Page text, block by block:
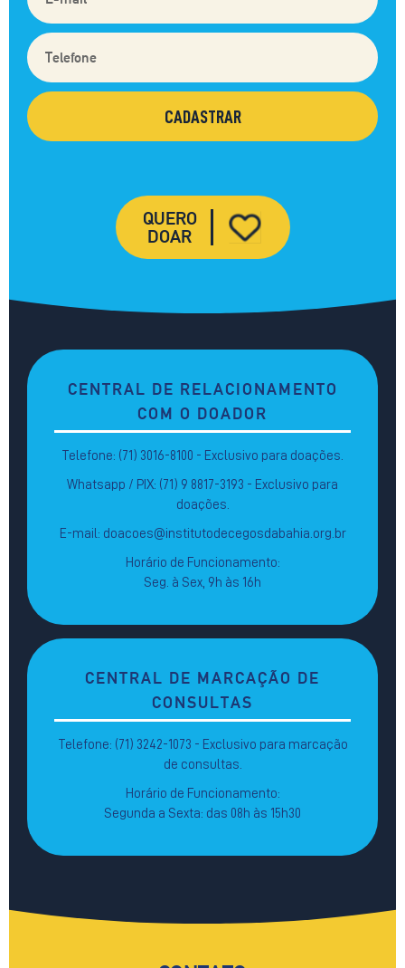
QUERO
DOAR
CENTRAL DE RELACIONAMENTO
COM O DOADOR
Telefone: (71) 3016-8100 - Exclusivo para doações.
Whatsapp / PIX: (71) 9 8817-3193 - Exclusivo para
doações.
E-mail: doacoes@institutodecegosdabahia.org.br
Horário de Funcionamento:
Seg. à Sex, 9h às 16h
CENTRAL DE MARCAÇÃO DE
CONSULTAS
Telefone: (71) 3242-1073 - Exclusivo para marcação
de consultas.
Horário de Funcionamento:
Segunda a Sexta: das 08h às 15h30